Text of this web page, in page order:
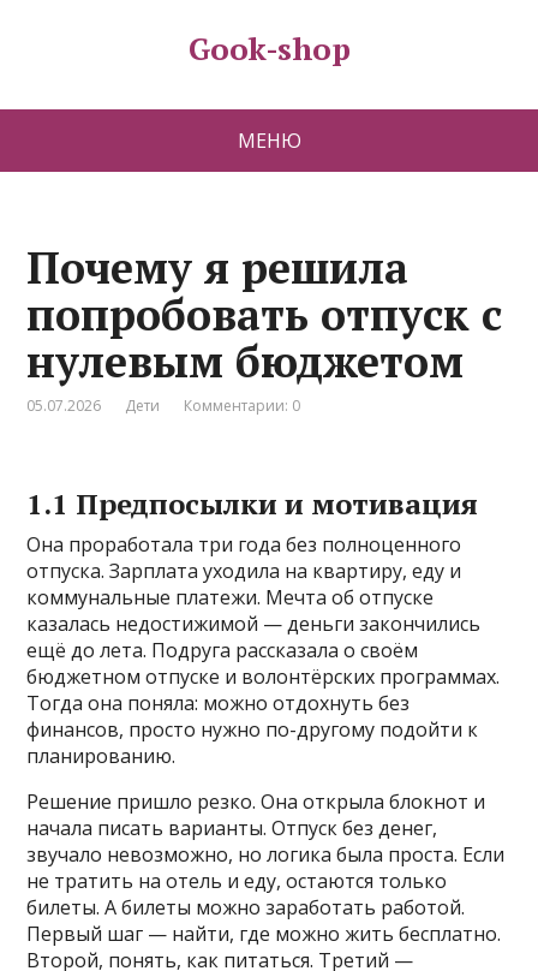
Gook-shop
МЕНЮ
Почему я решила
попробовать отпуск с
нулевым бюджетом
05.07.2026 Дети Комментарии: 0
1.1 Предпосылки и мотивация
Она проработала три года без полноценного
отпуска. Зарплата уходила на квартиру, еду и
коммунальные платежи. Мечта об отпуске
казалась недостижимой — деньги закончились
ещё до лета. Подруга рассказала о своём
бюджетном отпуске и волонтёрских программах.
Тогда она поняла: можно отдохнуть без
финансов, просто нужно по-другому подойти к
планированию.
Решение пришло резко. Она открыла блокнот и
начала писать варианты. Отпуск без денег,
звучало невозможно, но логика была проста. Если
не тратить на отель и еду, остаются только
билеты. А билеты можно заработать работой.
Первый шаг — найти, где можно жить бесплатно.
Второй, понять, как питаться. Третий —